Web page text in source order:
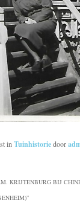
inTuinhistoriedoor
KRIJTENBURG BIJ
”